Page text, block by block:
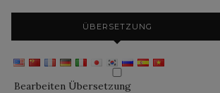
ÜBERSETZUNG
Bearbeiten Übersetzung